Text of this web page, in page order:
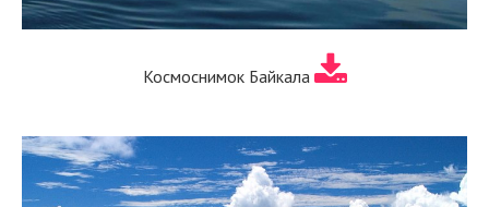
Космоснимок Байкала